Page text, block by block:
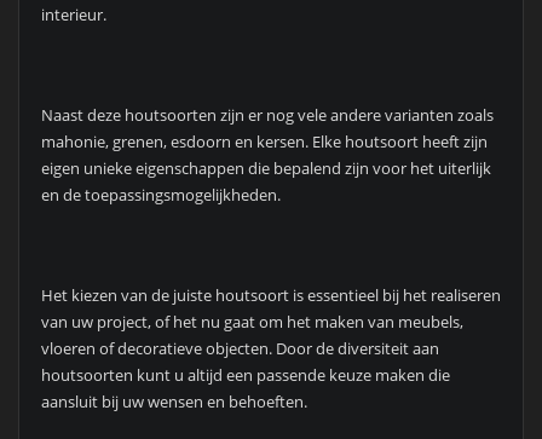
interieur.
Naast deze houtsoorten zijn er nog vele andere varianten zoals
mahonie, grenen, esdoorn en kersen. Elke houtsoort heeft zijn
eigen unieke eigenschappen die bepalend zijn voor het uiterlijk
en de toepassingsmogelijkheden.
Het kiezen van de juiste houtsoort is essentieel bij het realiseren
van uw project, of het nu gaat om het maken van meubels,
vloeren of decoratieve objecten. Door de diversiteit aan
houtsoorten kunt u altijd een passende keuze maken die
aansluit bij uw wensen en behoeften.